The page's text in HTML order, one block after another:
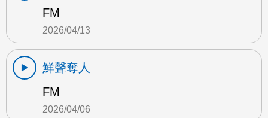
FM
2026/04/13
鮮聲奪人
FM
2026/04/06